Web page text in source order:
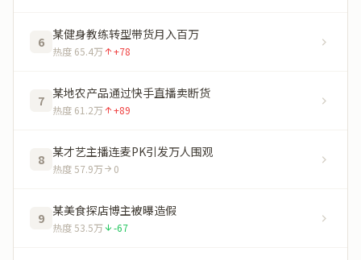
6 某健身教练转型带货月入百万
热度 65.4万 +78
7 某地农产品通过快手直播卖断货
热度 61.2万 +89
8 某才艺主播连麦PK引发万人围观
热度 57.9万 0
9 某美食探店博主被曝造假
热度 53.5万 -67